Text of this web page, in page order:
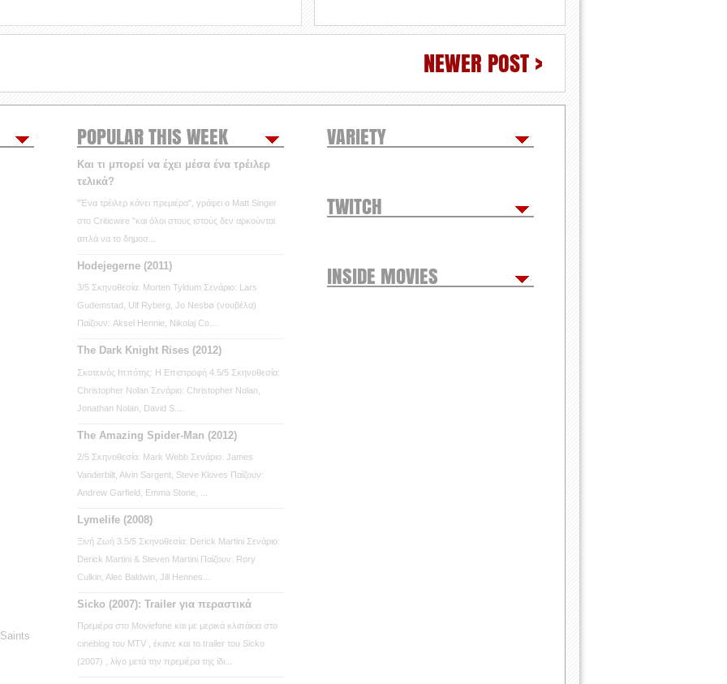
NEWER POST >
POPULAR THIS WEEK
Και τι μπορεί να έχει μέσα ένα τρέιλερ
τελικά?
"Ένα τρέιλερ κάνει πρεμιέρα", γράφει ο Matt Singer
στο Criticwire "και όλοι στους ιστούς δεν αρκούνται
απλά να το δημοσ...
Hodejegerne (2011)
3/5 Σκηνοθεσία: Morten Tyldum Σενάριο: Lars
Gudemstad, Ulf Ryberg, Jo Nesbø (νουβέλα)
Παίζουν: Aksel Hennie, Nikolaj Co...
The Dark Knight Rises (2012)
Σκοτεινός Ιππότης: Η Επιστροφή 4.5/5 Σκηνοθεσία:
Christopher Nolan Σενάριο: Christopher Nolan,
Jonathan Nolan, David S....
The Amazing Spider-Man (2012)
2/5 Σκηνοθεσία: Mark Webb Σενάριο: James
Vanderbilt, Alvin Sargent, Steve Kloves Παίζουν:
Andrew Garfield, Emma Stone, ...
Lymelife (2008)
Ξινή Ζωή 3.5/5 Σκηνοθεσία: Derick Martini Σενάριο:
Derick Martini & Steven Martini Παίζουν: Rory
Culkin, Alec Baldwin, Jill Hennes...
Sicko (2007): Trailer για περαστικά
Πρεμιέρα στο Moviefone και με μερικά κλιπάκια στο
cineblog του MTV , έκανε και το trailer του Sicko
(2007) , λίγο μετά την πρεμιέρα της ίδι...
VARIETY
TWITCH
INSIDE MOVIES